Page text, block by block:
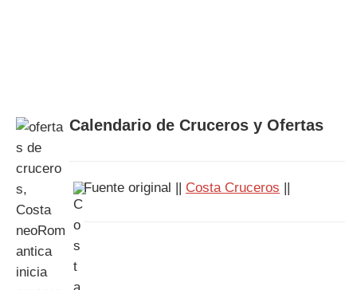
Calendario de Cruceros y Ofertas
Fuente original || Costa Cruceros ||